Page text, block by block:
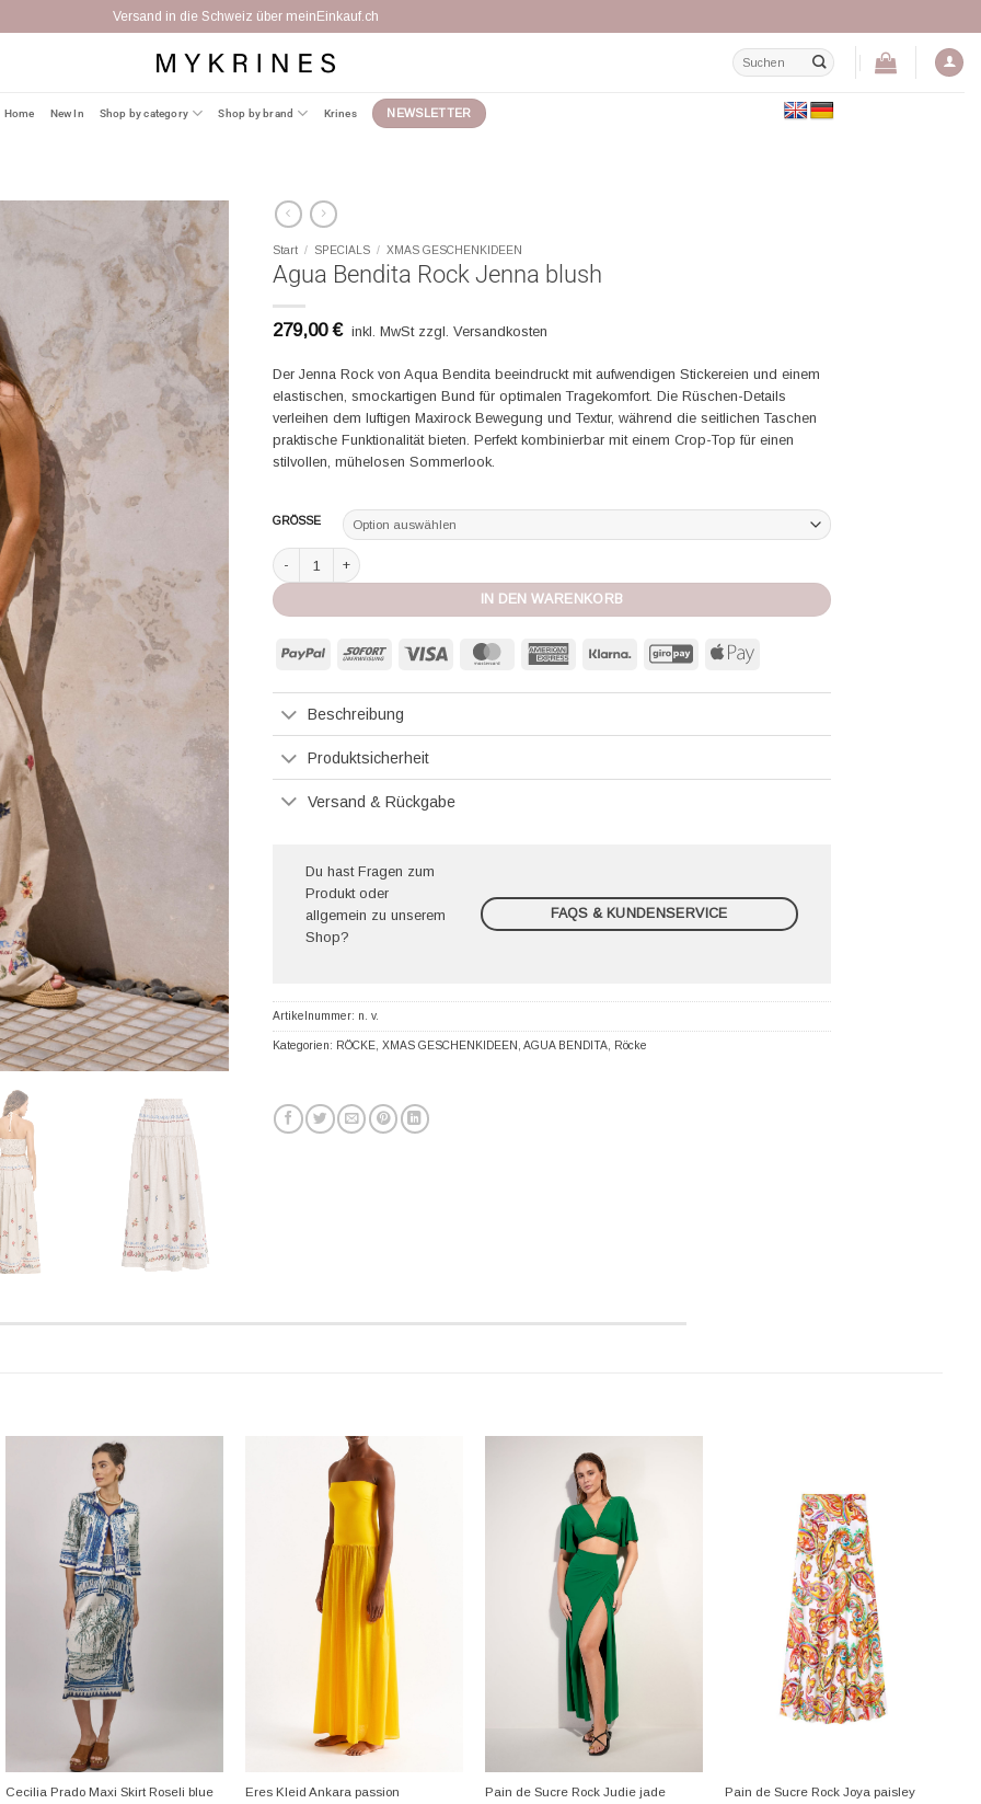
Kostenfreier Umtausch binnen 14 Tagen
Suchen
nach:
Home New In Shop by category Shop by brand Krines NEWSLETTER
Start / SPECIALS / XMAS GESCHENKIDEEN
Agua Bendita Rock Jenna blush
279,00€ inkl. MwSt zzgl. Versandkosten
Der Jenna Rock von Aqua Bendita beeindruckt mit aufwendigen Stickereien und einem
elastischen, smockartigen Bund für optimalen Tragekomfort. Die Rüschen-Details
verleihen dem luftigen Maxirock Bewegung und Textur, während die seitlichen Taschen
praktische Funktionalität bieten. Perfekt kombinierbar mit einem Crop-Top für einen
stilvollen, mühelosen Sommerlook.
GRÖSSE
Agua Bendita Rock Jenna blush Menge
IN DEN WARENKORB
PayPal Sofort Visa MasterCard American
Klarna GiroPay Apple
Beschreibung
Produktsicherheit
Versand & Rückgabe
Du hast Fragen zum
Produkt oder
allgemein zu unserem
Shop?
FAQS & KUNDENSERVICE
Artikelnummer: n. v.
Kategorien: RÖCKE XMAS GESCHENKIDEEN AGUA BENDITA Röcke
Cecilia Prado Maxi Skirt Roseli blue Eres Kleid Ankara passion Pain de Sucre Rock Judie jade Pain de Sucre Rock Joya paisley